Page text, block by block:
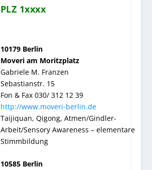
PLZ 1xxxx
10179 Berlin
Moveri am Moritzplatz
Gabriele M. Franzen
Sebastianstr. 15
Fon & Fax 030/ 312 12 39
http://www.moveri-berlin.de
Taijiquan, Qigong, Atmen/Gindler-
Arbeit/Sensory Awareness – elementare
Stimmbildung
10585 Berlin